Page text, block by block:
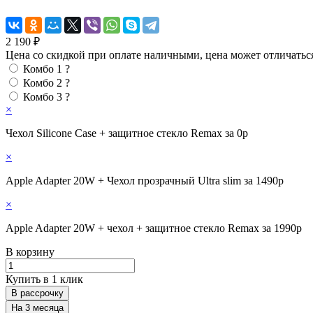
2 190 ₽
Цена со скидкой при оплате наличными, цена может
Комбо 1 ?
Комбо 2 ?
Комбо 3 ?
×
Чехол Silicone Case + защитное стекло Remax за 0р
×
Apple Adapter 20W + Чехол прозрачный Ultra slim за 1490р
×
Apple Adapter 20W + чехол + защитное стекло Remax за 1990р
В корзину
Купить в 1 клик
В рассрочку